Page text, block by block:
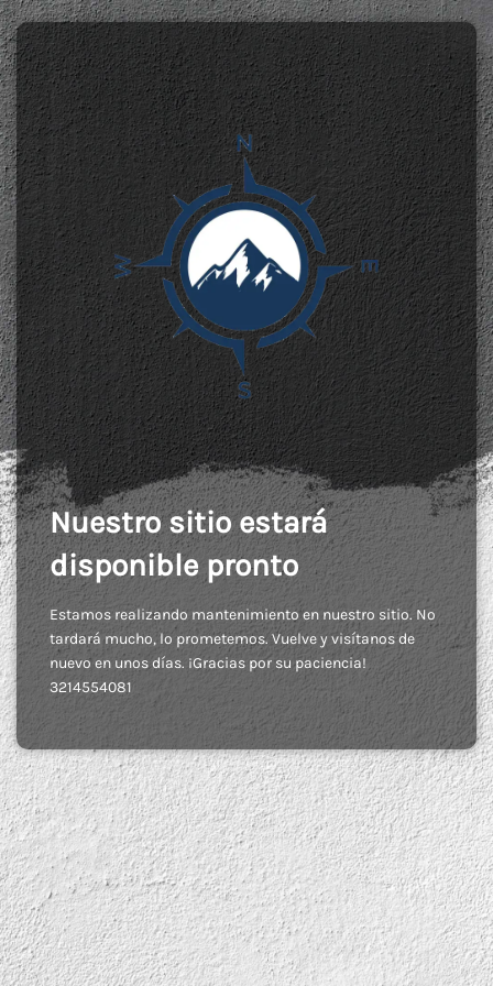
Nuestro sitio estará
disponible pronto
Estamos realizando mantenimiento en nuestro sitio. No
tardará mucho, lo prometemos. Vuelve y visítanos de
nuevo en unos días. ¡Gracias por su paciencia!
3214554081